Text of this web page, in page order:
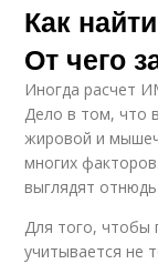
Как
От чего
Иногда расчет
Дело в том, что
жировой и
многих
выглядят
Для того, чтобы
учитывается не